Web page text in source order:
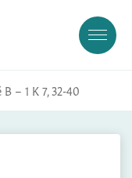
– 1 K 7, 32-40